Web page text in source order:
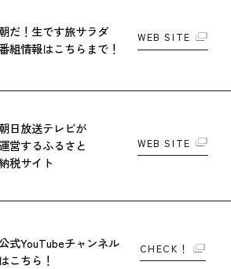
朝だ！生です旅サラダ
組情報はこちらまで！
WEB SITE
朝日放送テレビが
運営するふるさと
税サイト
WEB SITE
式YouTubeチャンネル
はこちら！
CHECK！